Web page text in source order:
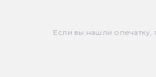
Если вы нашли опечатку,